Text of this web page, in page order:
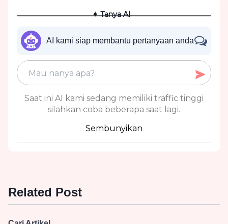
✦ Tanya AI
AI kami siap membantu pertanyaan anda
Saat ini AI kami sedang memiliki traffic tinggi
silahkan coba beberapa saat lagi.
Sembunyikan
Related Post